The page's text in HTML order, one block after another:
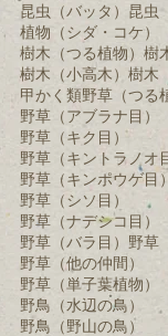
昆虫（バッタ） 昆虫
植物（シダ・コケ）
樹木（つる植物） 樹
樹木（小高木） 樹木
甲かく類野草（つる
野草（アブラナ目）
野草（キク目）
野草（キントラノオ
野草（キンポウゲ目）
野草（シソ目）
野草（ナデシコ目）
野草（バラ目） 野草
野草（他の仲間）
野草（単子葉植物）
野鳥（水辺の鳥）
野鳥（野山の鳥）